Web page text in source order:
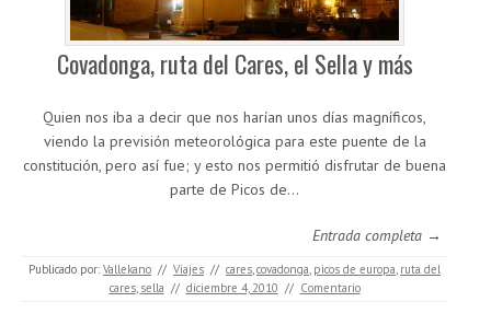
Covadonga, ruta del Cares, el Sella y más
Quien nos iba a decir que nos harían unos días magníficos,
viendo la previsión meteorológica para este puente de la
constitución, pero así fue; y esto nos permitió disfrutar de buena
parte de Picos de…
Entrada completa →
Publicado por: Vallekano // Viajes // cares,covadonga, picos de europa, ruta del
cares, sella // diciembre 4, 2010 // Comentario